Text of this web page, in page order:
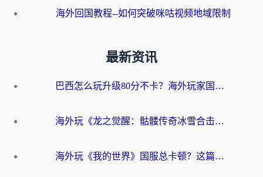
海外回国教程--如何突破咪咕视频地域限制
最新资讯
巴西怎么玩升级80分不卡？海外玩家国服游戏加速器终极指南（附避坑技巧）
海外玩《龙之觉醒：骷髅传奇冰雪合击》延迟高？这篇指南帮你解决卡顿烦恼！
海外玩《我的世界》国服总卡顿？这篇我的世界游戏加速器指南帮你解决所有问题